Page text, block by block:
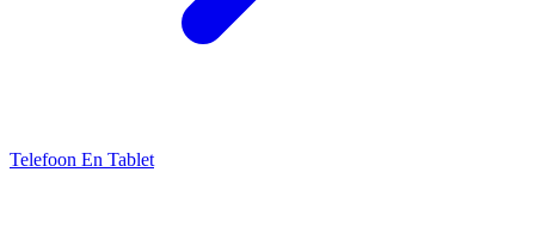
Telefoon En Tablet